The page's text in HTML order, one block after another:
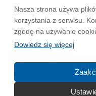
Nasza strona używa
korzystania z serwisu.
zgodę na używanie
Dowiedz się więcej
About
Advertise